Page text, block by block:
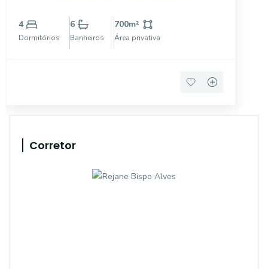
valorizados da região. O imóvel foi projetado para
oferecer integração dos ambientes, excelente
iluminação nat
4
Dormitórios
6
Banheiros
700m²
Área privativa
Corretor